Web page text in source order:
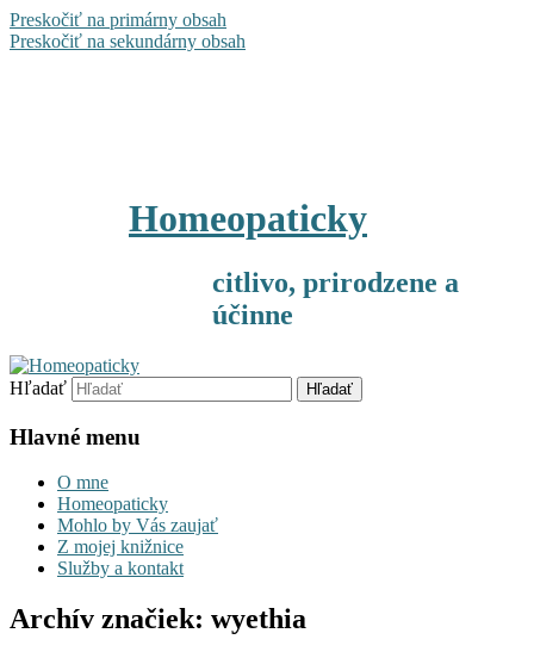
Preskočiť na primárny obsah
Preskočiť na sekundárny obsah
Homeopaticky
citlivo, prirodzene a
účinne
Hľadať
Hlavné menu
O mne
Homeopaticky
Mohlo by Vás zaujať
Z mojej knižnice
Služby a kontakt
Archív značiek: wyethia